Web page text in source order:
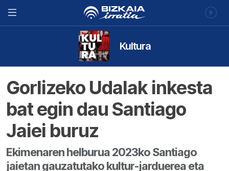
Kultura
Gorlizeko Udalak inkesta
bat egin dau Santiago
Jaiei buruz
Ekimenaren helburua 2023ko Santiago
jaietan gauzatutako kultur-jarduerea eta